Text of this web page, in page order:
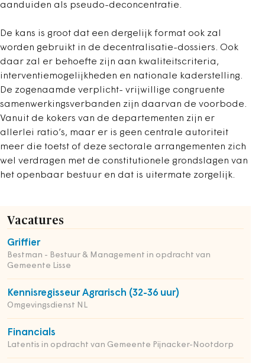
aanduiden als pseudo-deconcentratie.
De kans is groot dat een dergelijk format ook zal
worden gebruikt in de decentralisatie-dossiers. Ook
daar zal er behoefte zijn aan kwaliteitscriteria,
interventiemogelijkheden en nationale kaderstelling.
De zogenaamde verplicht- vrijwillige congruente
samenwerkingsverbanden zijn daarvan de voorbode.
Vanuit de kokers van de departementen zijn er
allerlei ratio’s, maar er is geen centrale autoriteit
meer die toetst of deze sectorale arrangementen zich
wel verdragen met de constitutionele grondslagen van
het openbaar bestuur en dat is uitermate zorgelijk.
Vacatures
Griffier
Bestman - Bestuur & Management in opdracht van
Gemeente Lisse
Kennisregisseur Agrarisch (32-36 uur)
Omgevingsdienst NL
Financials
Latentis in opdracht van Gemeente Pijnacker-Nootdorp